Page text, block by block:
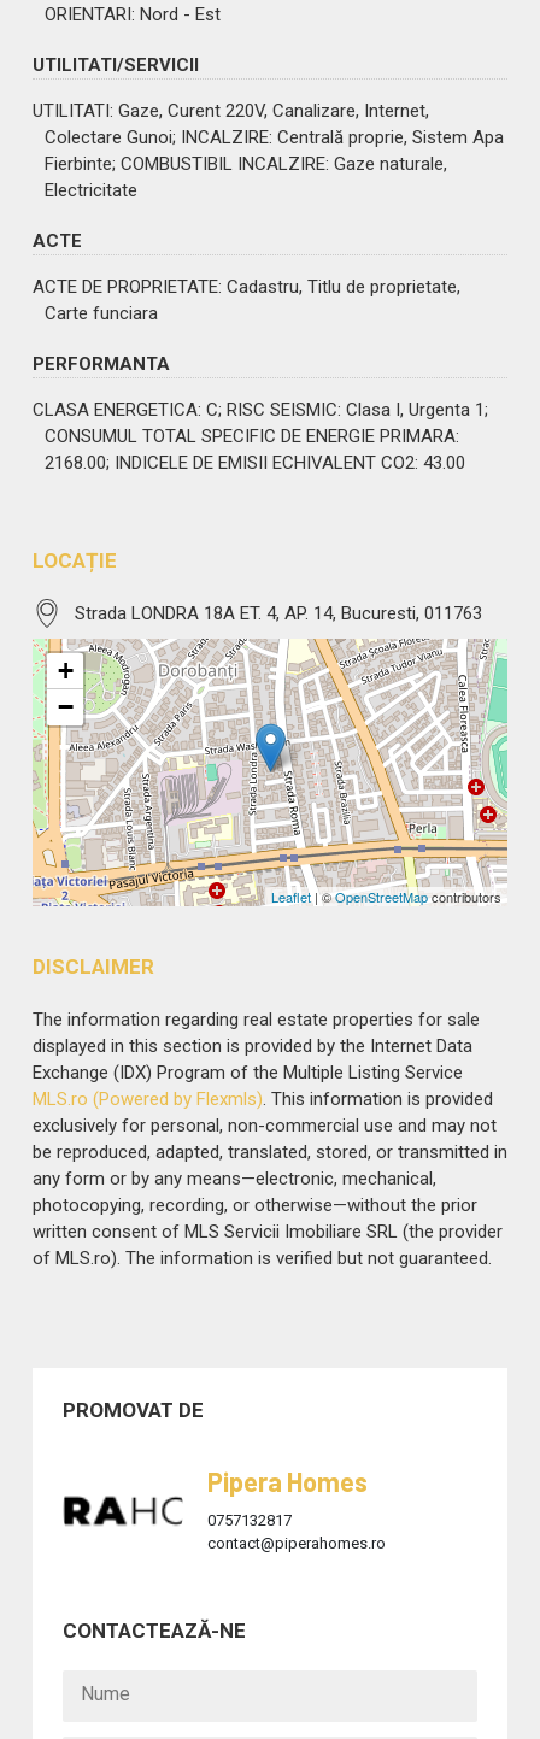
ORIENTARI: Nord - Est
UTILITATI/SERVICII
UTILITATI: Gaze, Curent 220V, Canalizare, Internet,
Colectare Gunoi; INCALZIRE: Centrală proprie, Sistem Apa
Fierbinte; COMBUSTIBIL INCALZIRE: Gaze naturale,
Electricitate
ACTE
ACTE DE PROPRIETATE: Cadastru, Titlu de proprietate,
Carte funciara
PERFORMANTA
CLASA ENERGETICA: C; RISC SEISMIC: Clasa I, Urgenta 1;
CONSUMUL TOTAL SPECIFIC DE ENERGIE PRIMARA:
2168.00; INDICELE DE EMISII ECHIVALENT CO2: 43.00
LOCAȚIE
Strada LONDRA 18A ET. 4, AP. 14, Bucuresti, 011763
+
−
Leaflet | ©OpenStreetMapcontributors
DISCLAIMER
The information regarding real estate properties for sale
displayed in this section is provided by the Internet Data
Exchange (IDX) Program of the Multiple Listing Service
MLS.ro (Powered by Flexmls) . This information is provided
exclusively for personal, non-commercial use and may not
be reproduced, adapted, translated, stored, or transmitted in
any form or by any means—electronic, mechanical,
photocopying, recording, or otherwise—without the prior
written consent of MLS Servicii Imobiliare SRL (the provider
of MLS.ro). The information is verified but not guaranteed.
PROMOVAT DE
Pipera Homes
0757132817
contact@piperahomes.ro
CONTACTEAZĂ-NE